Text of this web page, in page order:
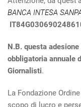
BANCA INTESA
N.B. questa
obbligatoria annuale
Giornalisti.
La Fondazione
scopo di lucro e